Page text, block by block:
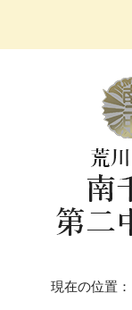
現在の位置：